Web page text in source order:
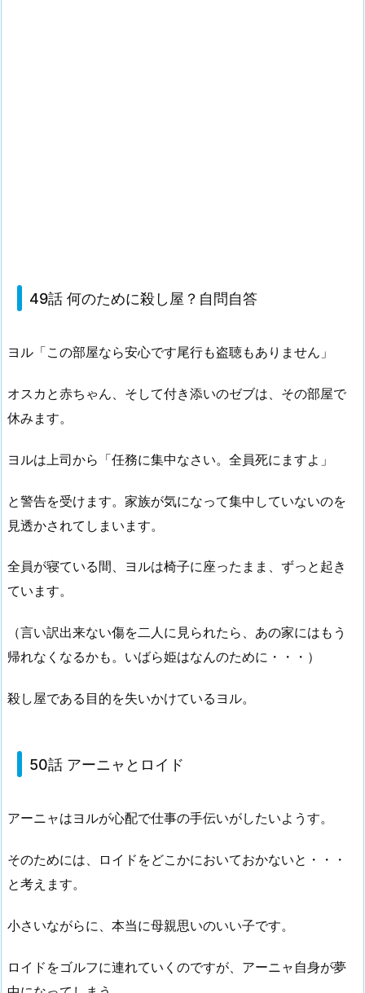
49話 何のために殺し屋？自問自答
ヨル「この部屋なら安心です尾行も盗聴もありません」
オスカと赤ちゃん、そして付き添いのゼブは、その部屋で
休みます。
ヨルは上司から「任務に集中なさい。全員死にますよ」
と警告を受けます。家族が気になって集中していないのを
見透かされてしまいます。
全員が寝ている間、ヨルは椅子に座ったまま、ずっと起き
ています。
（言い訳出来ない傷を二人に見られたら、あの家にはもう
帰れなくなるかも。いばら姫はなんのために・・・）
殺し屋である目的を失いかけているヨル。
50話 アーニャとロイド
アーニャはヨルが心配で仕事の手伝いがしたいようす。
そのためには、ロイドをどこかにおいておかないと・・・
と考えます。
小さいながらに、本当に母親思いのいい子です。
ロイドをゴルフに連れていくのですが、アーニャ自身が夢